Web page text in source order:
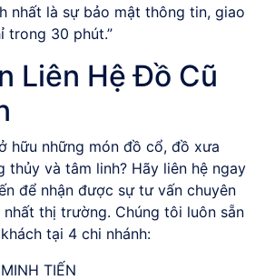
nhất là sự bảo mật thông tin, giao
trong 30 phút.”
Liên Hệ Đồ Cũ
hữu những món đồ cổ, đồ xưa
thủy và tâm linh? Hãy liên hệ ngay
để nhận được sự tư vấn chuyên
thị trường. Chúng tôi luôn sẵn
tại 4 chi nhánh:
TIẾN